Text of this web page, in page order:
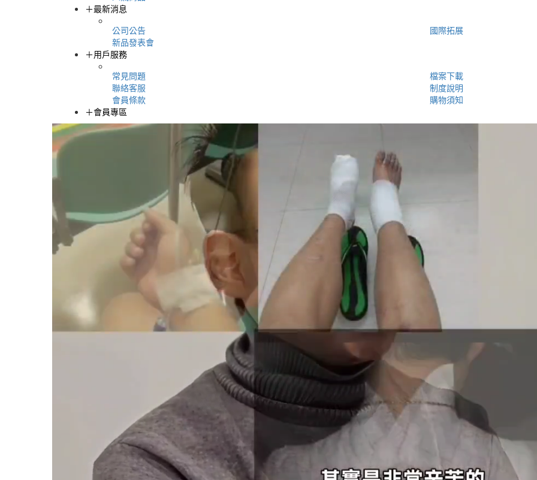
＋最新消息
公司公告
國際拓展
新品發表會
＋用戶服務
常見問題
檔案下載
聯絡客服
制度說明
會員條款
購物須知
＋會員專區